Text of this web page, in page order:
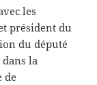
les
président du
du député
la
de